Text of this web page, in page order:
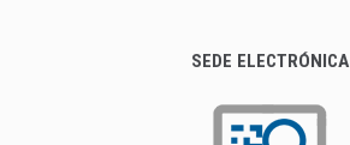
SEDE ELECTRÓNICA